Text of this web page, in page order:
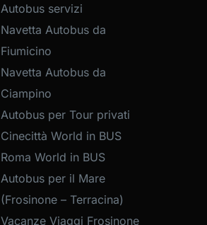
Autobus servizi
Navetta Autobus da
Fiumicino
Navetta Autobus da
Ciampino
Autobus per Tour privati
Cinecittà World in BUS
Roma World in BUS
Autobus per il Mare
(Frosinone – Terracina)
Vacanze Viaggi Frosinone